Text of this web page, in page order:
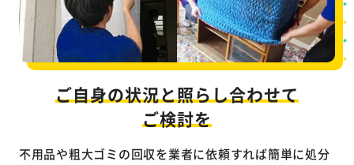
ご自身の状況と照らし合わせて
ご検討を
不用品や粗大ゴミの回収を業者に依頼すれば簡単に処分